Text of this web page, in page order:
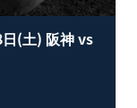
日(土) 阪神 vs